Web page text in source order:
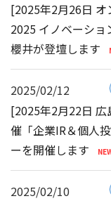
[2025年2月26日
2025 イノベーシ
櫻井が登壇します
2025/02/12
[2025年2月22日
催「企業IR＆個人
ーを開催します
2025/02/10